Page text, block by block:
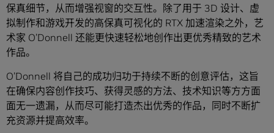
保真细节，从而增强视窗的交互性。除了用于 3D 设计、虚
拟制作和游戏开发的高保真可视化的 RTX 加速渲染之外，艺
术家 O’Donnell 还能更快速轻松地创作出更优秀精致的艺术
作品。
O’Donnell 将自己的成功归功于持续不断的创意评估，这旨
在确保内容创作技巧、获得灵感的方法、技术知识等方方面
面无一遗漏，从而尽可能打造杰出优秀的作品，同时不断扩
充资源并提高效率。